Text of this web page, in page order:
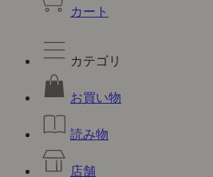
カート
カテゴリ
お買い物
読み物
店舗